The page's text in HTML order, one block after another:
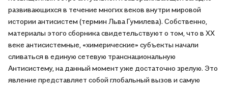
развивающихся в течение многих веков внутри мировой
истории антисистем (термин Льва Гумилева). Собственно,
материалы этого сборника свидетельствуют о том, что в XX
веке антисистемные, «химерические» субъекты начали
сливаться в единую сетевую транснациональную
Антисистему, на данный момент уже достаточно зрелую. Это
явление представляет собой глобальный вызов и самую